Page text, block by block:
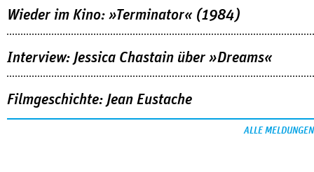
Wieder im Kino: »Terminator« (1984)
Interview: Jessica Chastain über »Dreams«
Filmgeschichte: Jean Eustache
ALLE MELDUNGEN